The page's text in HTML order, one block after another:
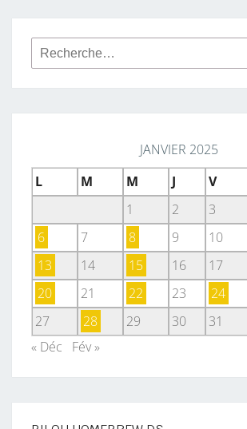
Rechercher :
JANVIER 2025
L
M M J V
1
2 3
6
7 8 9 10
13
14 15 16 17
20
21 22 23 24
27
28 29 30
31
« Déc
Fév »